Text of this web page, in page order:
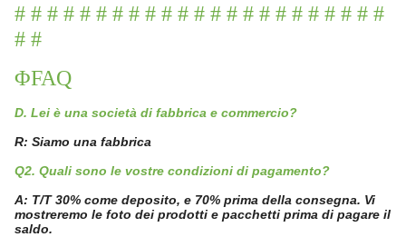
# # # # # # # # # # # # # # # # # # # # # # #
# #
ΦFAQ
D. Lei è una società di fabbrica e commercio?
R: Siamo una fabbrica
Q2. Quali sono le vostre condizioni di pagamento?
A: T/T 30% come deposito, e 70% prima della consegna. Vi
mostreremo le foto dei prodotti e pacchetti prima di pagare il
saldo.